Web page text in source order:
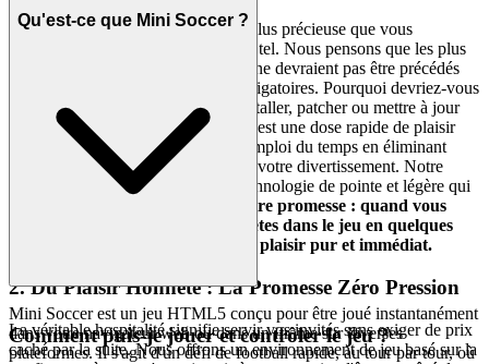
Votre temps libre est la monnaie la plus précieuse que vous
possédez, et nous le traitons comme tel. Nous pensons que les plus
grands moments de plaisir de la vie ne devraient pas être précédés
par la bureaucratie et les attentes obligatoires. Pourquoi devriez-vous
passer des minutes à télécharger, installer, patcher ou mettre à jour
alors que tout ce que vous voulez, c'est une dose rapide de plaisir
stimulant ? Nous respectons votre emploi du temps en éliminant
chaque barrière inutile entre vous et votre divertissement. Notre
plateforme est construite sur une technologie de pointe et légère qui
Voici notre promesse : quand vous
voulez jouer à Mini Soccer, vous êtes dans le jeu en quelques
secondes. Pas de friction, juste du plaisir pur et immédiat.
2. Du Plaisir Honnête : La Promesse Zéro Pression
La véritable hospitalité signifie servir vos invités sans exiger de prix
caché par la suite. Nous offrons un environnement de jeu basé sur la
Qu'est-ce que Mini Soccer ?
Mini Soccer est un jeu HTML5 conçu pour être joué instantanément
dans votre navigateur web ou dans un iframe sur diverses
plateformes. Il s'agit d'un défi de football rapide, au tour par tour, où
Comment puis-je jouer et contrôler le jeu ?